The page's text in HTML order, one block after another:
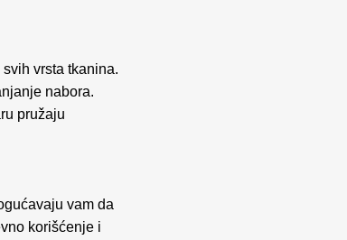
vrsta tkanina.
nabora.
pružaju
vam da
korišćenje i